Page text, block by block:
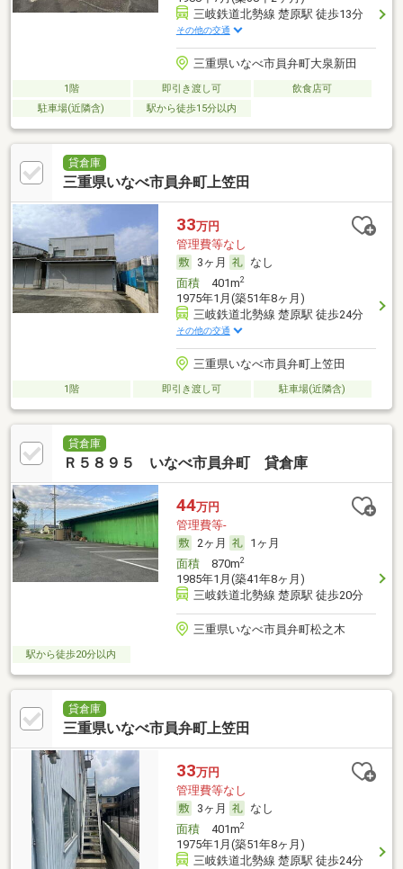
三岐鉄道北勢線 楚原駅 徒歩13分
その他の交通
三重県いなべ市員弁町大泉新田
1階 即引き渡し可
飲食店可
駐車場(近隣含)
駅から徒歩15分以内
貸倉庫
三重県いなべ市員弁町上笠田
33万円
管理費等なし
3ヶ月
なし
面積401m2
1975年1月(築51年8ヶ月)
三岐鉄道北勢線 楚原駅 徒歩24分
その他の交通
三重県いなべ市員弁町上笠田
1階 即引き渡し可 駐車場(近隣含)
貸倉庫
Ｒ５８９５ いなべ市員弁町 貸倉庫
44万円
管理費等-
2ヶ月
1ヶ月
面積870m2
1985年1月(築41年8ヶ月)
三岐鉄道北勢線 楚原駅 徒歩20分
三重県いなべ市員弁町松之木
駅から徒歩20分以内
貸倉庫
三重県いなべ市員弁町上笠田
33万円
管理費等なし
3ヶ月
なし
面積401m2
1975年1月(築51年8ヶ月)
三岐鉄道北勢線 楚原駅 徒歩24分